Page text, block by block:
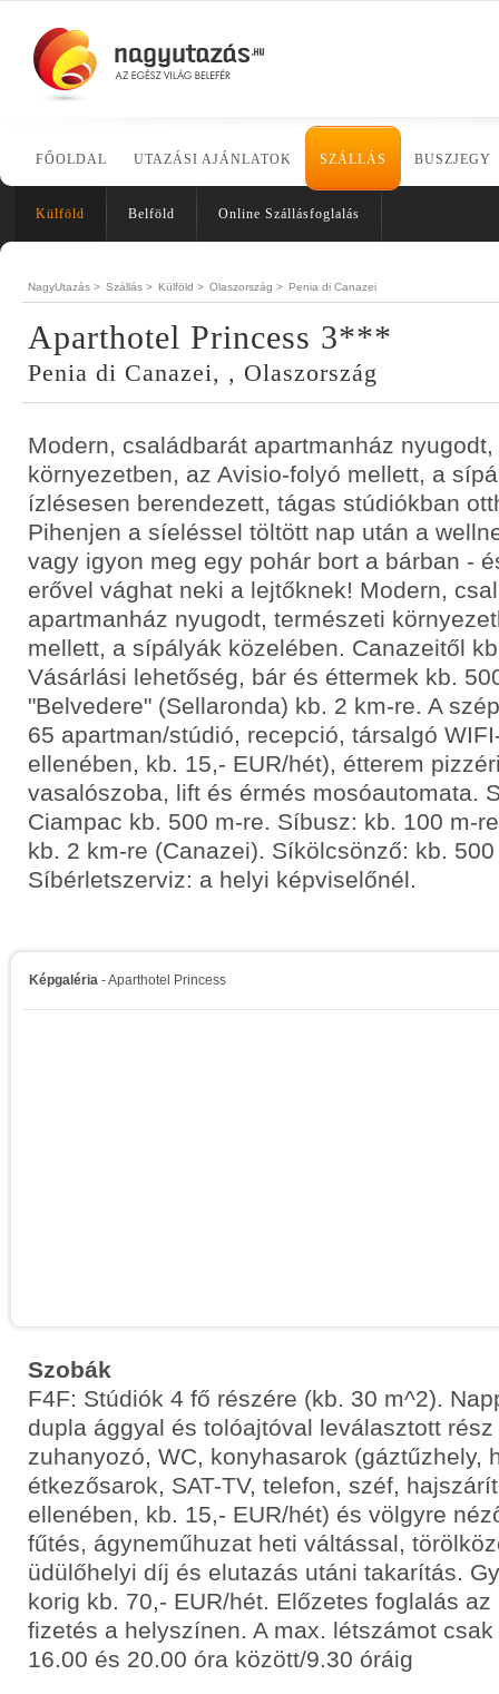
FŐOLDAL UTAZÁSI AJÁNLATOK SZÁLLÁS BUSZJEGY
Külföld Belföld Online Szállásfoglalás
NagyUtazás > Szállás > Külföld > Olaszország > Penia di Canazei
Aparthotel Princess 3***
Penia di Canazei, , Olaszország
Modern, családbarát apartmanház
környezetben, az Avisio-folyó mellett, a
ízlésesen berendezett, tágas stúdiókban
Pihenjen a síeléssel töltött nap után a
vagy igyon meg egy pohár bort a bárban -
erővel vághat neki a lejtőknek! Modern,
apartmanház nyugodt, természeti
mellett, a sípályák közelében. Canazeitől
Vásárlási lehetőség, bár és éttermek kb.
"Belvedere" (Sellaronda) kb. 2 km-re. A
65 apartman/stúdió, recepció, társalgó
ellenében, kb. 15,- EUR/hét), étterem
vasalószoba, lift és érmés mosóautomata.
Ciampac kb. 500 m-re. Síbusz: kb. 100 m-
kb. 2 km-re (Canazei). Síkölcsönző: kb.
Síbérletszerviz: a helyi képviselőnél.
Képgaléria - Aparthotel Princess
Szobák
F4F: Stúdiók 4 fő részére (kb. 30 m^2).
dupla ággyal és tolóajtóval leválasztott
zuhanyozó, WC, konyhasarok (gáztűzhely,
étkezősarok, SAT-TV, telefon, széf,
ellenében, kb. 15,- EUR/hét) és völgyre
fűtés, ágyneműhuzat heti váltással,
üdülőhelyi díj és elutazás utáni takarítás.
korig kb. 70,- EUR/hét. Előzetes foglalás
fizetés a helyszínen. A max. létszámot
16.00 és 20.00 óra között/9.30 óráig